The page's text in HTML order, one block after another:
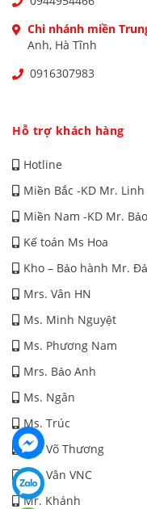
Chi nhánh miền
Anh, Hà Tĩnh
0916307983
Hỗ trợ khách hàng
Hotline
Miền Bắc -KD Mr. Linh
Miền Nam -KD Mr. Bảo
Kế toán Ms Hoa
Kho – Bảo hành Mr.
Mrs. Vân HN
Ms. Minh Nguyệt
Ms. Phương Nam
Mrs. Bảo Anh
Ms. Ngân
Ms. Trúc
Ms. Võ Thương
Ms. Vân VNC
Mr. Khánh